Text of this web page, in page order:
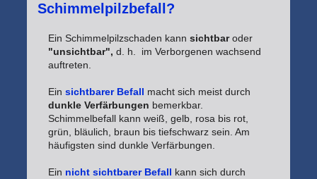
Schimmelpilzbefall?
Ein Schimmelpilzschaden kann sichtbaroder
"unsichtbar", d. h. im Verborgenen wachsend
auftreten.
Ein sichtbarer Befall macht sich meist durch
dunkle Verfärbungen bemerkbar.
Schimmelbefall kann weiß, gelb, rosa bis rot,
grün, bläulich, braun bis tiefschwarz sein. Am
häufigsten sind dunkle Verfärbungen.
Ein nicht sichtbarer Befall kann sich durch